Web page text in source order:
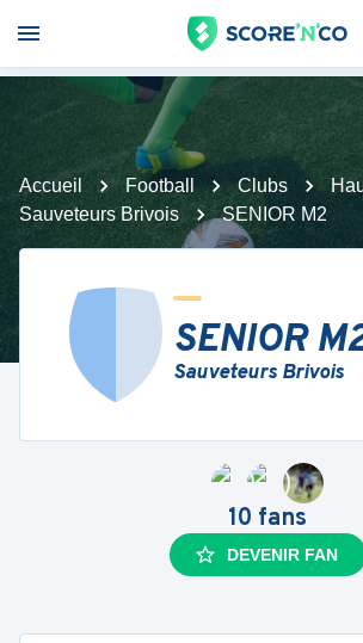
Accueil Football Clubs
Sauveteurs Brivois
SENIOR M2
SENIOR
Sauveteurs Brivois
10 fans
DEVENIR FAN